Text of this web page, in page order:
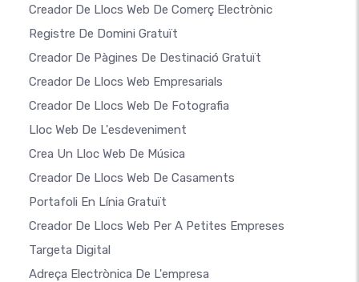
Creador De Llocs Web De Comerç Electrònic
Registre De Domini Gratuït
Creador De Pàgines De Destinació Gratuït
Creador De Llocs Web Empresarials
Creador De Llocs Web De Fotografia
Lloc Web De L'esdeveniment
Crea Un Lloc Web De Música
Creador De Llocs Web De Casaments
Portafoli En Línia Gratuït
Creador De Llocs Web Per A Petites Empreses
Targeta Digital
Adreça Electrònica De L'empresa